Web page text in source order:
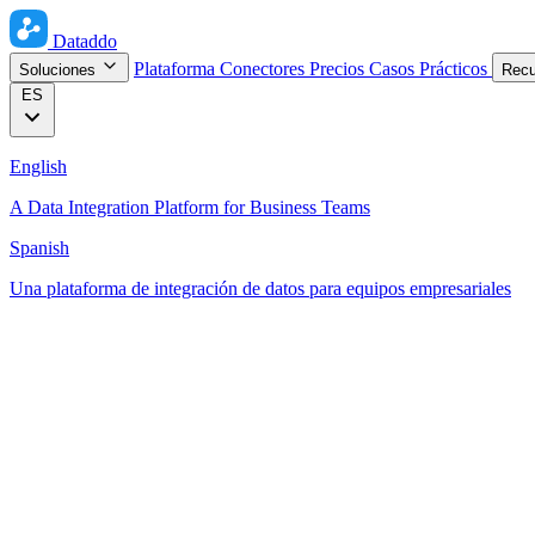
Dataddo
Soluciones Plataforma Conectores Precios Casos Prácticos
ES
English
A Data Integration Platform for Business Teams
Spanish
Una plataforma de integración de datos para equipos empresariales